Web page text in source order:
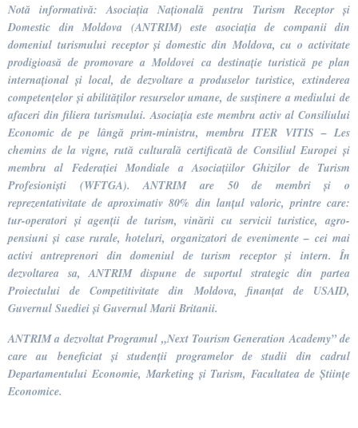
Notă informativă: Asociația Națională pentru Turism Receptor și
Domestic din Moldova (ANTRIM) este asociația de companii din
domeniul turismului receptor și domestic din Moldova, cu o activitate
prodigioasă de promovare a Moldovei ca destinație turistică pe plan
internațional și local, de dezvoltare a produselor turistice, extinderea
competențelor și abilităților resurselor umane, de susținere a mediului de
afaceri din filiera turismului. Asociația este membru activ al Consiliului
Economic de pe lângă prim-ministru, membru ITER VITIS – Les
chemins de la vigne, rută culturală certificată de Consiliul Europei și
membru al Federației Mondiale a Asociațiilor Ghizilor de Turism
Profesioniști (WFTGA). ANTRIM are 50 de membri și o
reprezentativitate de aproximativ 80% din lanțul valoric, printre care:
tur-operatori și agenții de turism, vinării cu servicii turistice, agro-
pensiuni și case rurale, hoteluri, organizatori de evenimente – cei mai
activi antreprenori din domeniul de turism receptor și intern. În
dezvoltarea sa, ANTRIM dispune de suportul strategic din partea
Proiectului de Competitivitate din Moldova, finanțat de USAID,
Guvernul Suediei și Guvernul Marii Britanii.
ANTRIM a dezvoltat Programul „Next Tourism Generation Academy” de
care au beneficiat și studenții programelor de studii din cadrul
Departamentului Economie, Marketing și Turism, Facultatea de Științe
Economice.